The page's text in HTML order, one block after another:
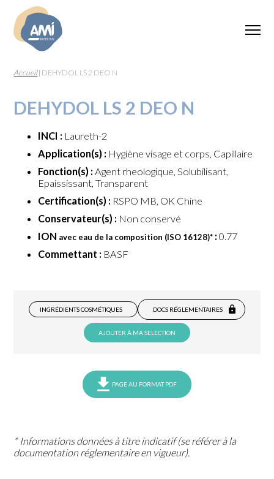
Accueil| DEHYDOL LS 2 DEO N
DEHYDOL LS 2 DEO N
INCI : Laureth-2
Application(s) : Hygiène visage et corps, Capillaire
Fonction(s) : Agent rheologique, Solubilisant,
Epaississant, Transparent
Certification(s) : RSPO MB, OK Chine
Conservateur(s) : Non conservé
ION avec eau de la composition (ISO 16128)* : 0.77
Commettant : BASF
INGRÉDIENTS COSMÉTIQUES DOCS RÉGLEMENTAIRES
AJOUTER À MA SELECTION
PAGE AU FORMAT PDF
* Informations données à titre indicatif (se référer à la
documentation réglementaire en vigueur).